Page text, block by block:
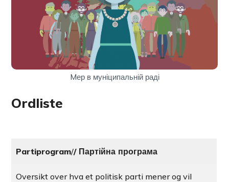
Mер в муніципальній раді
Ordliste
Partiprogram// Партійна програма
Oversikt over hva et politisk parti mener og vil